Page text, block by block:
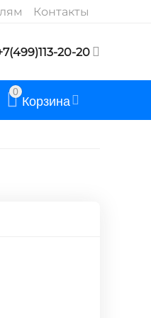
Контакты
20-20
0 Корзина